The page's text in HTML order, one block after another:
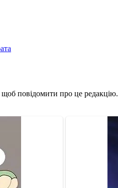
щоб повідомити про це редакцію.